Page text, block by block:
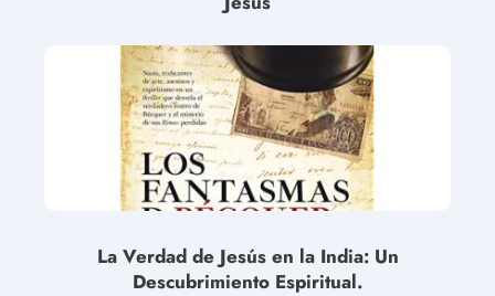
La Verdad de Jesús en la India: Un
Descubrimiento Espiritual.